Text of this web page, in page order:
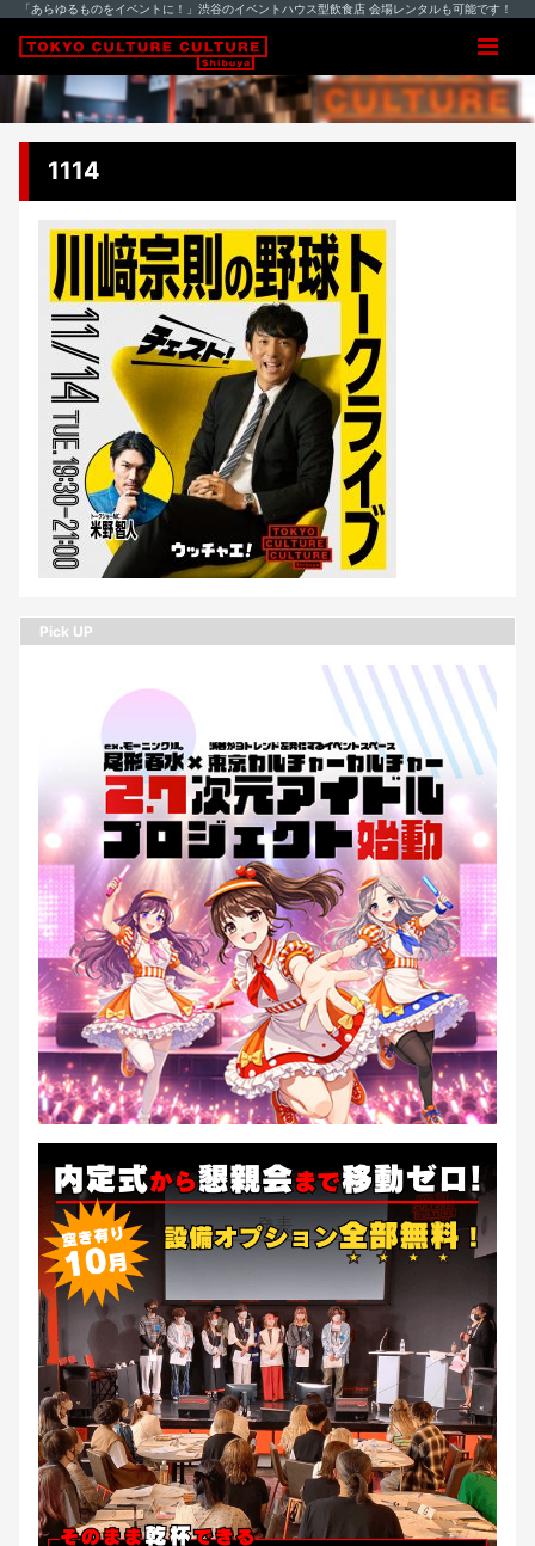
「あらゆるものをイベントに！」渋谷のイベントハウス型飲食店 会場レンタルも可能です！
1114
Pick UP